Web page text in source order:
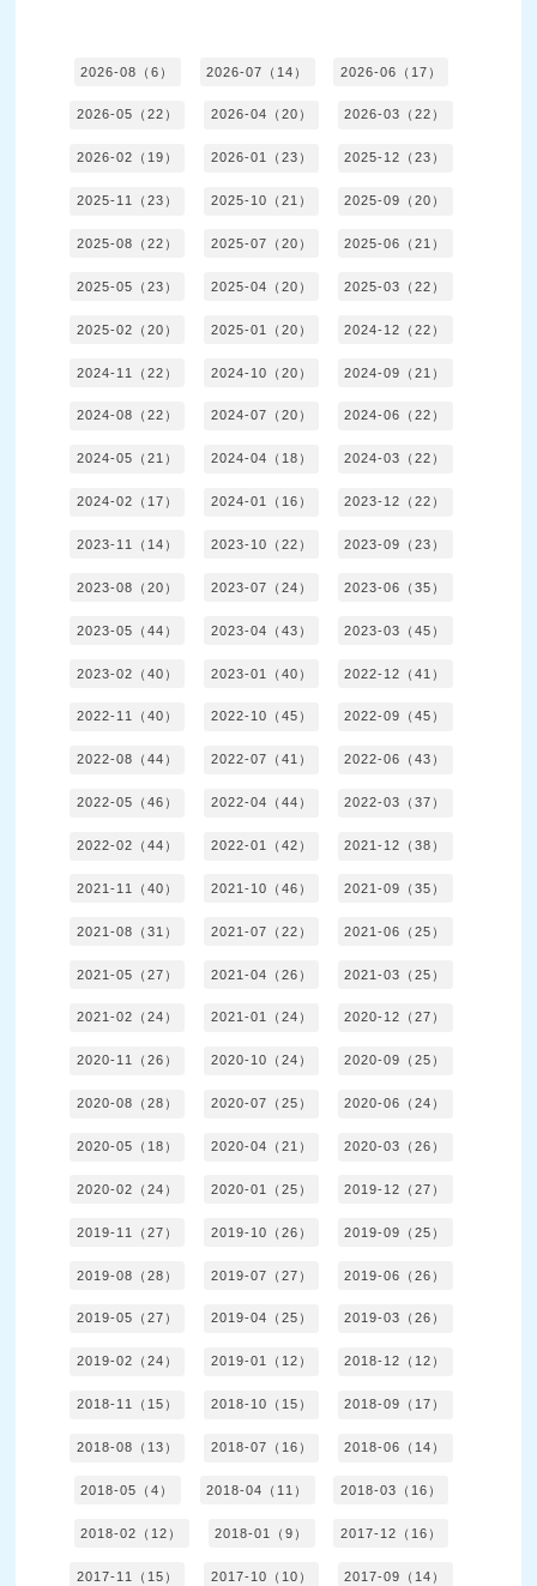
2026-08（6） 2026-07（14） 2026-06（17）
2026-05（22） 2026-04（20） 2026-03（22）
2026-02（19） 2026-01（23） 2025-12（23）
2025-11（23） 2025-10（21） 2025-09（20）
2025-08（22） 2025-07（20） 2025-06（21）
2025-05（23） 2025-04（20） 2025-03（22）
2025-02（20） 2025-01（20） 2024-12（22）
2024-11（22） 2024-10（20） 2024-09（21）
2024-08（22） 2024-07（20） 2024-06（22）
2024-05（21） 2024-04（18） 2024-03（22）
2024-02（17） 2024-01（16） 2023-12（22）
2023-11（14） 2023-10（22） 2023-09（23）
2023-08（20） 2023-07（24） 2023-06（35）
2023-05（44） 2023-04（43） 2023-03（45）
2023-02（40） 2023-01（40） 2022-12（41）
2022-11（40） 2022-10（45） 2022-09（45）
2022-08（44） 2022-07（41） 2022-06（43）
2022-05（46） 2022-04（44） 2022-03（37）
2022-02（44） 2022-01（42） 2021-12（38）
2021-11（40） 2021-10（46） 2021-09（35）
2021-08（31） 2021-07（22） 2021-06（25）
2021-05（27） 2021-04（26） 2021-03（25）
2021-02（24） 2021-01（24） 2020-12（27）
2020-11（26） 2020-10（24） 2020-09（25）
2020-08（28） 2020-07（25） 2020-06（24）
2020-05（18） 2020-04（21） 2020-03（26）
2020-02（24） 2020-01（25） 2019-12（27）
2019-11（27） 2019-10（26） 2019-09（25）
2019-08（28） 2019-07（27） 2019-06（26）
2019-05（27） 2019-04（25） 2019-03（26）
2019-02（24） 2019-01（12） 2018-12（12）
2018-11（15） 2018-10（15） 2018-09（17）
2018-08（13） 2018-07（16） 2018-06（14）
2018-05（4） 2018-04（11） 2018-03（16）
2018-02（12） 2018-01（9） 2017-12（16）
2017-11（15） 2017-10（10） 2017-09（14）